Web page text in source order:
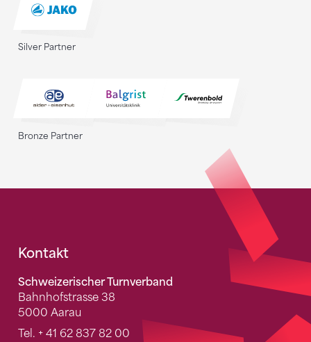
Silver Partner
Bronze Partner
Fusszeile
Kontakt
Schweizerischer Turnverband
Bahnhofstrasse 38
5000 Aarau
Tel. + 41 62 837 82 00